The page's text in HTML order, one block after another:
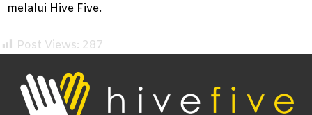
melalui Hive Five.
Post Views: 287